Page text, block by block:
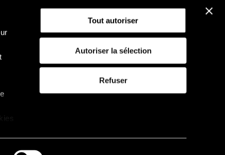
Tout autoriser
Autoriser la sélection
Refuser
Politique d'utilisation des cookies